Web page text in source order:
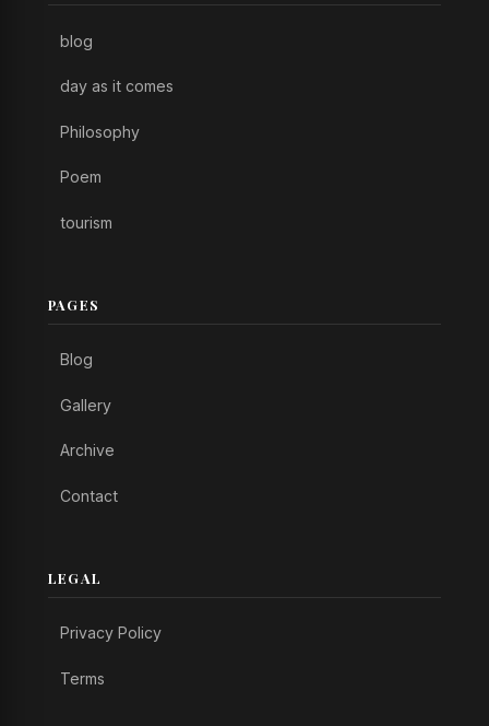
blog
day as it comes
Philosophy
Poem
tourism
PAGES
Blog
Gallery
Archive
Contact
LEGAL
Privacy Policy
Terms